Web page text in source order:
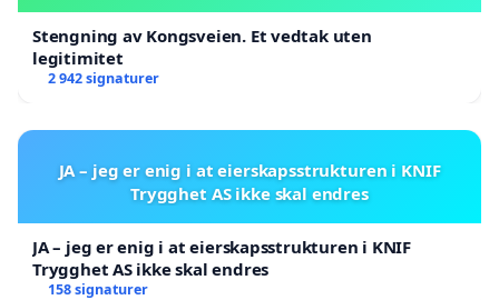
Stengning av Kongsveien. Et vedtak uten
legitimitet
2 942 signaturer
JA – jeg er enig i at eierskapsstrukturen i KNIF
Trygghet AS ikke skal endres
JA – jeg er enig i at eierskapsstrukturen i KNIF
Trygghet AS ikke skal endres
158 signaturer